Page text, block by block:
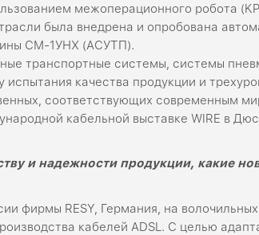
межоперационного робота
была внедрена и опробована
СМ-1УНХ (АСУТП).
транспортные системы, системы
качества продукции и
соответствующих современным
кабельной выставке WIRE в
и надежности продукции, какие
фирмы RESY, Германия, на
кабелей ADSL. С целью